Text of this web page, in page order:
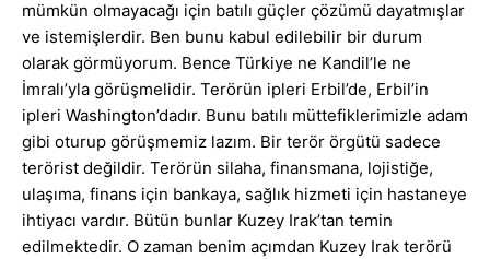
mümkün olmayacağı için batılı güçler çözümü dayatmışlar
ve istemişlerdir. Ben bunu kabul edilebilir bir durum
olarak görmüyorum. Bence Türkiye ne Kandil’le ne
İmralı’yla görüşmelidir. Terörün ipleri Erbil’de, Erbil’in
ipleri Washington’dadır. Bunu batılı müttefiklerimizle adam
gibi oturup görüşmemiz lazım. Bir terör örgütü sadece
terörist değildir. Terörün silaha, finansmana, lojistiğe,
ulaşıma, finans için bankaya, sağlık hizmeti için hastaneye
ihtiyacı vardır. Bütün bunlar Kuzey Irak’tan temin
edilmektedir. O zaman benim açımdan Kuzey Irak terörü